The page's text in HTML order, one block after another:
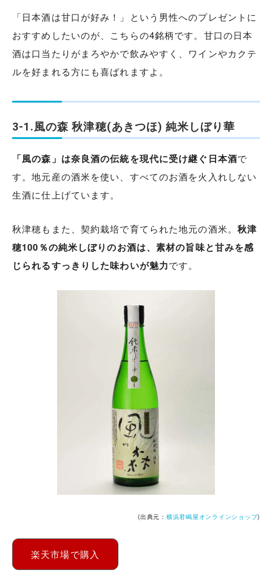
「日本酒は甘口が好み！」という男性へのプレゼントに
おすすめしたいのが、こちらの4銘柄です。甘口の日本
酒は口当たりがまろやかで飲みやすく、ワインやカクテ
ルを好まれる方にも喜ばれますよ。
3-1.風の森 秋津穂(あきつほ) 純米しぼり華
「風の森」は奈良酒の伝統を現代に受け継ぐ日本酒で
す。地元産の酒米を使い、すべてのお酒を火入れしない
生酒に仕上げています。
秋津穂もまた、契約栽培で育てられた地元の酒米。 秋津
穂100％の純米しぼりのお酒は、素材の旨味と甘みを感
じられるすっきりした味わいが魅力です。
(出典元： 横浜君嶋屋オンラインショップ)
楽天市場で購入